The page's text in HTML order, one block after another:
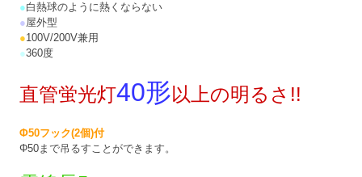
●白熱球のように熱くならない
●屋外型
●100V/200V兼用
●360度
直管蛍光灯40形以上の明るさ!!
Φ50フック(2個)付
Φ50まで吊るすことができます。